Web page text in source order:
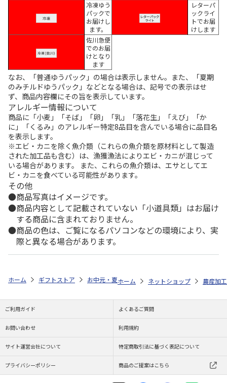
冷凍ゆう
パックで
お届けし
ます。
レターパ
ックライ
トでお届
けします
佐川急便
でのお届
けとなり
ます
なお、「普通ゆうパック」の場合は表示しません。また、「夏期
のみチルドゆうパック」などとなる場合は、記号での表示はせ
ず、商品内容欄にその旨を表示しています。
アレルギー情報について
商品に「小麦」「そば」「卵」「乳」「落花生」「えび」「か
に」「くるみ」のアレルギー特定8品目を含んでいる場合に品目名
を表示します。
※エビ・カニを除く魚介類（これらの魚介類を原材料として製造
された加工品も含む）は、漁獲漁法によりエビ・カニが混じって
いる場合があります。 また、これらの魚介類は、エサとしてエ
ビ・カニを食べている可能性があります。
その他
商品写真はイメージです。
商品内容として記載されていない「小道具類」はお届け
する商品に含まれておりません。
商品の色は、ご覧になるパソコンなどの環境により、実
際と異なる場合があります。
ホーム ギフトストア お中元・夏ギフト特集 2026 ゆうゆうギフト
ホーム ネットショップ 農産加
ご利用ガイド よくあるご質問
お問い合わせ 利用規約
サイト運営会社について 特定商取引法に基づく表記について
プライバシーポリシー 商品のご提案はこちら